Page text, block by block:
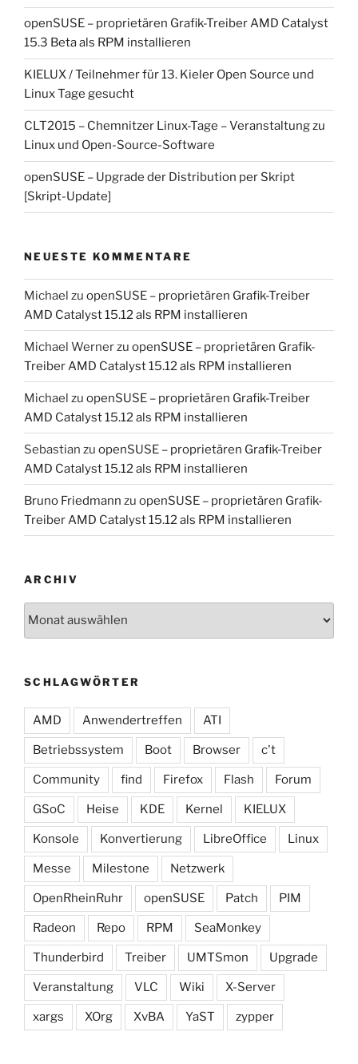
openSUSE – proprietären Grafik-Treiber AMD Catalyst
15.3 Beta als RPM installieren
KIELUX / Teilnehmer für 13. Kieler Open Source und
Linux Tage gesucht
CLT2015 – Chemnitzer Linux-Tage – Veranstaltung zu
Linux und Open-Source-Software
openSUSE – Upgrade der Distribution per Skript
[Skript-Update]
NEUESTE KOMMENTARE
Michael zu openSUSE – proprietären Grafik-Treiber
AMD Catalyst 15.12 als RPM installieren
Michael Wernerzu openSUSE – proprietären Grafik-
Treiber AMD Catalyst 15.12 als RPM installieren
Michael zu openSUSE – proprietären Grafik-Treiber
AMD Catalyst 15.12 als RPM installieren
Sebastian zu openSUSE – proprietären Grafik-Treiber
AMD Catalyst 15.12 als RPM installieren
Bruno Friedmann zu openSUSE – proprietären Grafik-
Treiber AMD Catalyst 15.12 als RPM installieren
ARCHIV
SCHLAGWÖRTER
AMD Anwendertreffen ATI
Betriebssystem Boot Browser c't
Community find Firefox Flash Forum
GSoC Heise KDE Kernel KIELUX
Konsole Konvertierung LibreOffice Linux
Messe Milestone Netzwerk
OpenRheinRuhr openSUSE Patch PIM
Radeon Repo RPM SeaMonkey
Thunderbird Treiber UMTSmon Upgrade
Veranstaltung VLC Wiki X-Server
xargs XOrg XvBA YaST zypper